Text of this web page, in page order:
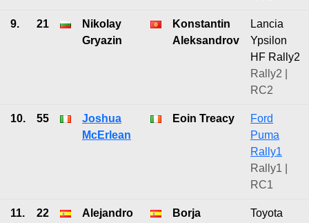
9. 21
Nikolay
Gryazin
Konstantin
Aleksandrov
Lancia
Ypsilon
HF Rally2
Rally2 |
RC2
10. 55
Joshua
McErlean
Eoin Treacy
Ford
Puma
Rally1
Rally1 |
RC1
11. 22
Alejandro
Borja
Toyota